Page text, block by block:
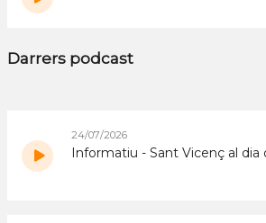
Darrers podcast
24/07/2026
Informatiu - Sant Vicenç al dia